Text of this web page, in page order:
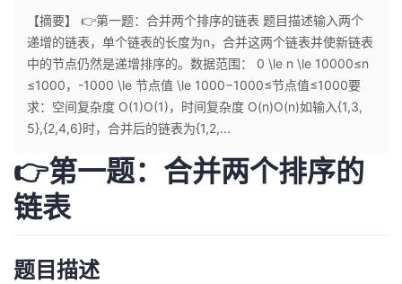
个
人
主
页
我
的
开
发
【摘要】 👉第一题：合并两个排序的链表 题目描述输入两个
递增的链表，单个链表的长度为n，合并这两个链表并使新链表
中的节点仍然是递增排序的。数据范围： 0 \le n \le 10000≤n
≤1000，-1000 \le 节点值 \le 1000−1000≤节点值≤1000要
求：空间复杂度 O(1)O(1)，时间复杂度 O(n)O(n)如输入{1,3,
5},{2,4,6}时，合并后的链表为{1,2,...
👉第一题：合并两个排序的
链表
题目描述